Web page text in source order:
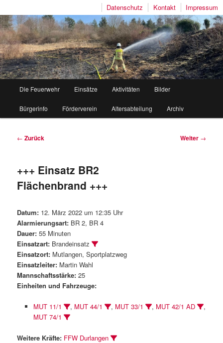
Impressum
Kontakt
Datenschutz
Freiwillige Feuerwehr Mutlangen
Zum
Inhalt
Zum
sekundären
Die Feuerwehr Einsätze Aktivitäten Bilder
Bürgerinfo Förderverein Altersabteilung Archiv
Beitragsnavigation
← Zurück Weiter →
+++ Einsatz BR2
Flächenbrand +++
Datum: 12. März 2022 um 12:35 Uhr
Alarmierungsart: BR 2, BR 4
Dauer: 55 Minuten
Einsatzart: Brandeinsatz
Einsatzort: Mutlangen, Sportplatzweg
Einsatzleiter: Martin Wahl
Mannschaftsstärke: 25
Einheiten und Fahrzeuge:
MUT 11/1 , MUT 44/1 , MUT 33/1 , MUT 42/1 AD
,
MUT 74/1
Weitere Kräfte: FFW Durlangen